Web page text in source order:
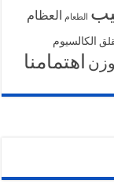
الطعام
العظام
الكالسيوم
اهتمامنا